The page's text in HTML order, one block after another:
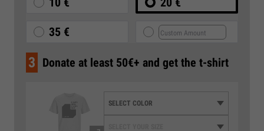
35 €
3 Donate at least 50€+ and get the t-shirt